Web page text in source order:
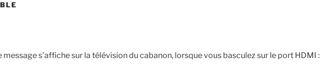
message s’affiche sur la télévision du cabanon, lorsque vous basculez sur le port HDMI :